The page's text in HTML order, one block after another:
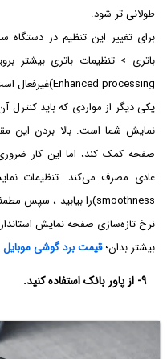
طولانی تر شود.
برای تغییر این تنظیم در دستگاه
باتری > تنظیمات باتری بیشتر
Enhanced processing)غیرفعال است.
یکی دیگر از مواردی که باید
نمایش شما است. بالا بردن این
صفحه کمک کند، اما این کار
نرخ تازه‌سازی صفحه نمایش استاندارد 60 هرتز تنظیم شده
بیشتر بدان؛قیمتبردگوشیموبایل
۹- از پاور بانک استفاده کنید.